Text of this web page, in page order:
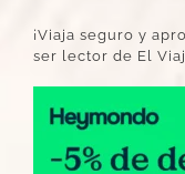
¡Viaja seguro y
ser lector de El